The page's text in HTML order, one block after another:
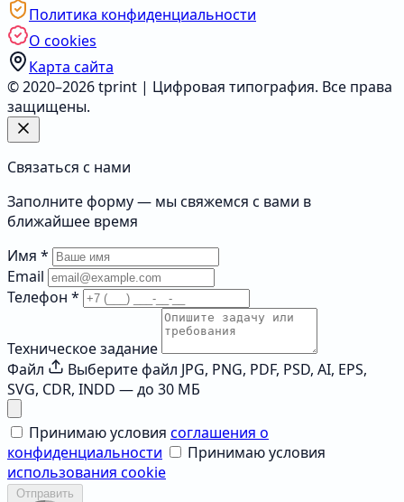
Политика конфиденциальности
О cookies
Карта сайта
© 2020–2026 tprint | Цифровая типография. Все права
защищены.
Связаться с нами
Заполните форму — мы свяжемся с вами в
ближайшее время
Имя *
Email
Телефон *
Техническое задание
Файл
Выберите файл JPG, PNG, PDF, PSD, AI, EPS,
SVG, CDR, INDD — до 30 МБ
Принимаю условия соглашения о
конфиденциальности
Принимаю условия
использования cookie
Отправить